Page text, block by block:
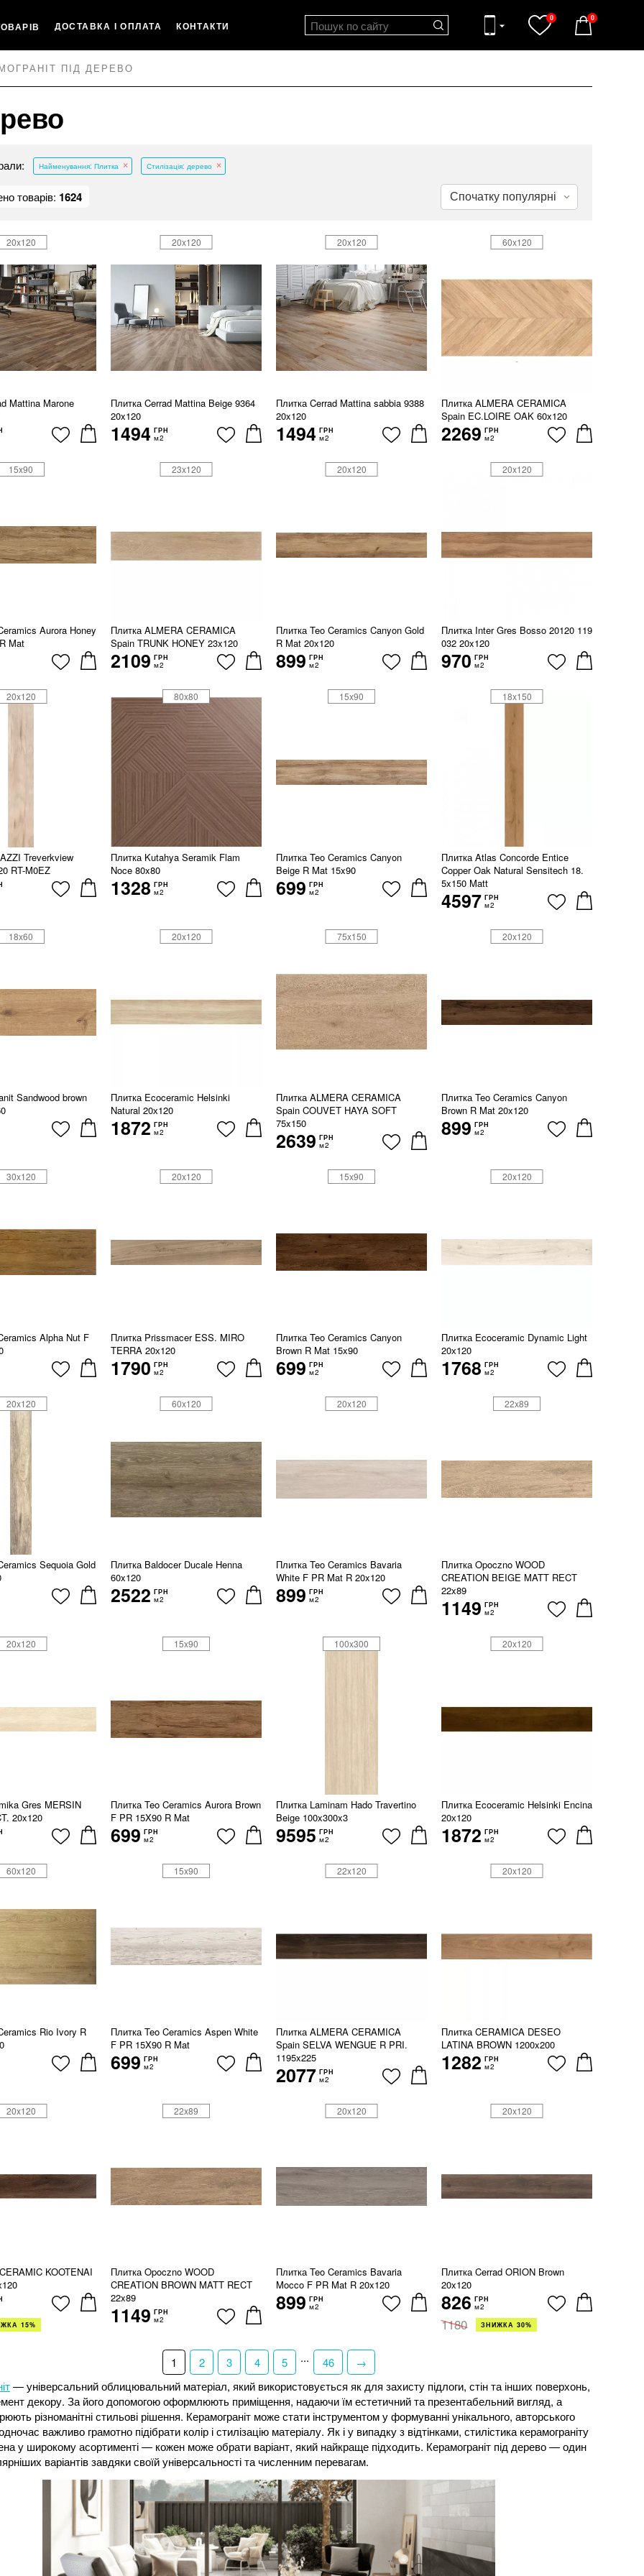
ДОСТАВКА І ОПЛАТА КОНТАКТИ
0 0
ПІД ДЕРЕВО
Найменування: Плитка Стилізація: дерево
товарів: 1624
Mattina Marone
20x120
Плитка Cerrad Mattina Beige 9364
20x120
1494 ГРН
м2
20x120
Плитка Cerrad Mattina sabbia 9388
20x120
1494 ГРН
м2
20x120
Плитка ALMERA CERAMICA
Spain EC.LOIRE OAK 60x120
2269 ГРН
м2
60x120
Aurora Honey
Mat
15x90
Плитка ALMERA CERAMICA
Spain TRUNK HONEY 23x120
2109 ГРН
м2
23x120
Плитка Teo Ceramics Canyon Gold
R Mat 20x120
899 ГРН
м2
20x120
Плитка Inter Gres Bosso 20120 119
032 20x120
970 ГРН
м2
20x120
Treverkview
RT-M0EZ
20x120
Плитка Kutahya Seramik Flam
Noce 80x80
1328 ГРН
м2
80x80
Плитка Teo Ceramics Canyon
Beige R Mat 15x90
699 ГРН
м2
15x90
Плитка Atlas Concorde Entice
Copper Oak Natural Sensitech 18.
5x150 Matt
4597 ГРН
м2
18x150
Sandwood brown
18x60
Плитка Ecoceramic Helsinki
Natural 20х120
1872 ГРН
м2
20x120
Плитка ALMERA CERAMICA
Spain COUVET HAYA SOFT
75x150
2639 ГРН
м2
75x150
Плитка Teo Ceramics Canyon
Brown R Mat 20x120
899 ГРН
м2
20x120
Alpha Nut F
30x120
Плитка Prissmacer ESS. MIRO
TERRA 20х120
1790 ГРН
м2
20x120
Плитка Teo Ceramics Canyon
Brown R Mat 15x90
699 ГРН
м2
15x90
Плитка Ecoceramic Dynamic Light
20х120
1768 ГРН
м2
20x120
Sequoia Gold
20x120
Плитка Baldocer Ducale Henna
60x120
2522 ГРН
м2
60x120
Плитка Teo Ceramics Bavaria
White F PR Mat R 20x120
899 ГРН
м2
20x120
Плитка Opoczno WOOD
CREATION BEIGE MATT RECT
22x89
1149 ГРН
м2
22x89
Gres MERSIN
20x120
20x120
Плитка Teo Ceramics Aurora Brown
F PR 15X90 R Mat
699 ГРН
м2
15x90
Плитка Laminam Hado Travertino
Beige 100x300x3
9595 ГРН
м2
100x300
Плитка Ecoceramic Helsinki Encina
20х120
1872 ГРН
м2
20x120
Rio Ivory R
60x120
Плитка Teo Ceramics Aspen White
F PR 15X90 R Mat
699 ГРН
м2
15x90
Плитка ALMERA CERAMICA
Spain SELVA WENGUE R PRI.
1195x225
2077 ГРН
м2
22x120
Плитка CERAMICA DESEO
LATINA BROWN 1200x200
1282 ГРН
м2
20x120
KOOTENAI
15%
20x120
Плитка Opoczno WOOD
CREATION BROWN MATT RECT
22x89
1149 ГРН
м2
22x89
Плитка Teo Ceramics Bavaria
Mocco F PR Mat R 20x120
899 ГРН
м2
20x120
Плитка Cerrad ORION Brown
20x120
826 ГРН
м2
1180 ЗНИЖКА 30%
20x120
1 2 3 4 5 ... 46
→
— універсальний облицювальний матеріал, який використовується як для захисту підлоги, стін та інших поверхонь,
декору. За його допомогою оформлюють приміщення, надаючи їм естетичний та презентабельний вигляд, а
різноманітні стильові рішення. Керамограніт може стати інструментом у формуванні унікального, авторського
важливо грамотно підібрати колір і стилізацію матеріалу. Як і у випадку з відтінками, стилістика керамограніту
у широкому асортименті — кожен може обрати варіант, який найкраще підходить. Керамограніт під дерево — один
варіантів завдяки своїй універсальності та численним перевагам.